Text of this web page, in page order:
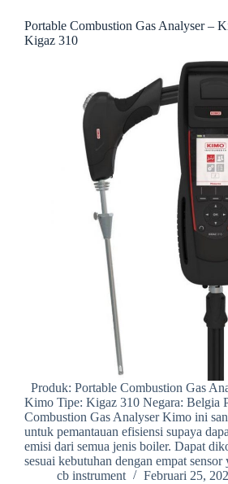
Portable Combustion Gas Analyser –
Kigaz 310
Produk: Portable Combustion Gas
Kimo Tipe: Kigaz 310 Negara: Belgia
Combustion Gas Analyser Kimo ini
untuk pemantauan efisiensi supaya
emisi dari semua jenis boiler. Dapat
sesuai kebutuhan dengan empat
cb instrument
Februari 25,